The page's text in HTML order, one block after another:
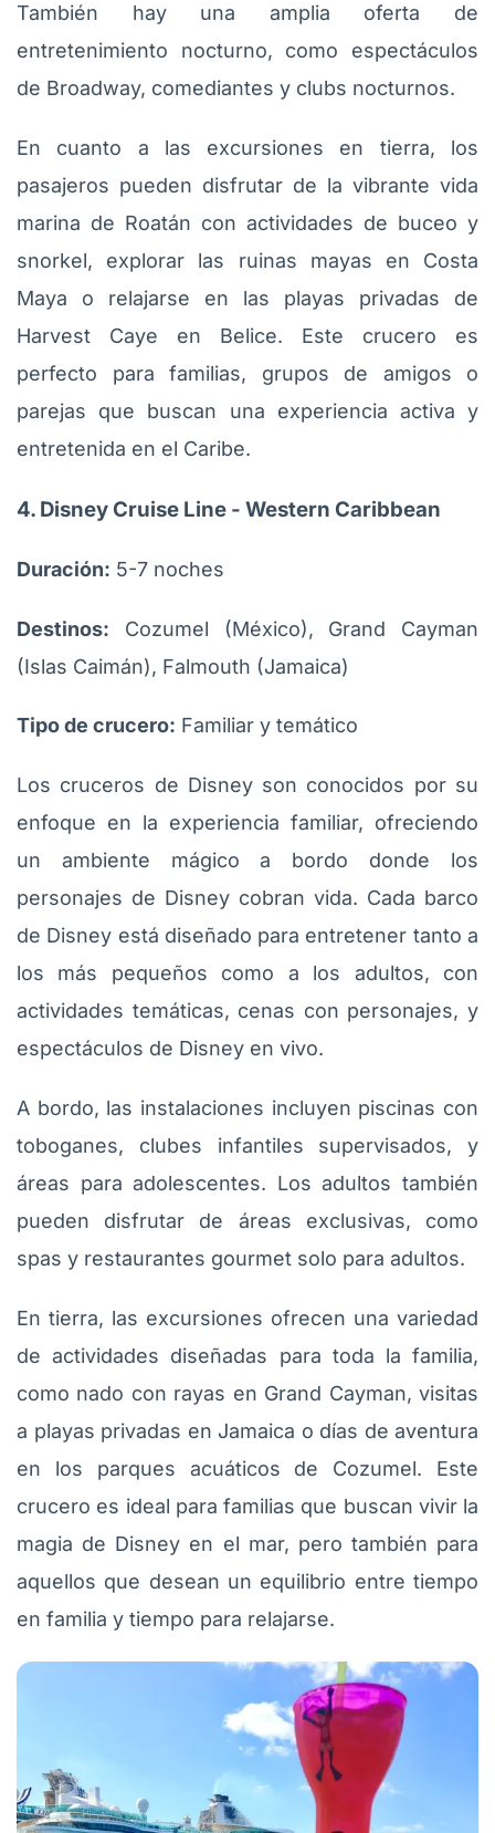
También hay una amplia oferta de
entretenimiento nocturno, como espectáculos
de Broadway, comediantes y clubs nocturnos.
En cuanto a las excursiones en tierra, los
pasajeros pueden disfrutar de la vibrante vida
marina de Roatán con actividades de buceo y
snorkel, explorar las ruinas mayas en Costa
Maya o relajarse en las playas privadas de
Harvest Caye en Belice. Este crucero es
perfecto para familias, grupos de amigos o
parejas que buscan una experiencia activa y
entretenida en el Caribe.
4. Disney Cruise Line - Western Caribbean
Duración: 5-7 noches
Destinos: Cozumel (México), Grand Cayman
(Islas Caimán), Falmouth (Jamaica)
Tipo de crucero: Familiar y temático
Los cruceros de Disney son conocidos por su
enfoque en la experiencia familiar, ofreciendo
un ambiente mágico a bordo donde los
personajes de Disney cobran vida. Cada barco
de Disney está diseñado para entretener tanto a
los más pequeños como a los adultos, con
actividades temáticas, cenas con personajes, y
espectáculos de Disney en vivo.
A bordo, las instalaciones incluyen piscinas con
toboganes, clubes infantiles supervisados, y
áreas para adolescentes. Los adultos también
pueden disfrutar de áreas exclusivas, como
spas y restaurantes gourmet solo para adultos.
En tierra, las excursiones ofrecen una variedad
de actividades diseñadas para toda la familia,
como nado con rayas en Grand Cayman, visitas
a playas privadas en Jamaica o días de aventura
en los parques acuáticos de Cozumel. Este
crucero es ideal para familias que buscan vivir la
magia de Disney en el mar, pero también para
aquellos que desean un equilibrio entre tiempo
en familia y tiempo para relajarse.